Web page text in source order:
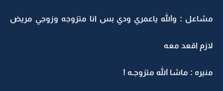
مشاعل : والله ياعمري ودي بس انا متزوجه وزوجي مريض
لازم اقعد معه
منيره : ماشا الله متزوجـه !